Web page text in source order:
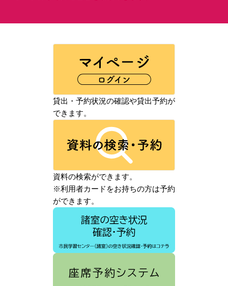
貸出・予約状況の確認や貸出予約が
できます。
資料の検索ができます。
※利用者カードをお持ちの方は予約
ができます。